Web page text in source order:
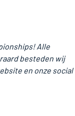
Alle
besteden wij
en onze social